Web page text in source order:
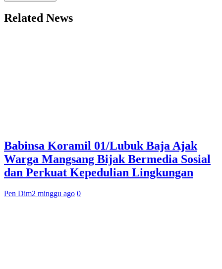
Related News
Babinsa Koramil 01/Lubuk Baja Ajak
Warga Mangsang Bijak Bermedia Sosial
dan Perkuat Kepedulian Lingkungan
Pen Dim2 minggu ago 0